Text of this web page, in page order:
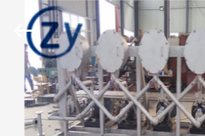
বাড়ি
পণ্য
Engineering
Machinery
Reserved.